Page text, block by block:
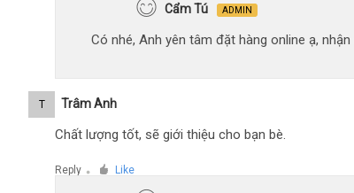
Cẩm Tú ADMIN
Có nhé, Anh yên tâm đặt hàng online ạ,
T Trâm Anh
Chất lượng tốt, sẽ giới thiệu cho bạn bè.
Reply ● Like